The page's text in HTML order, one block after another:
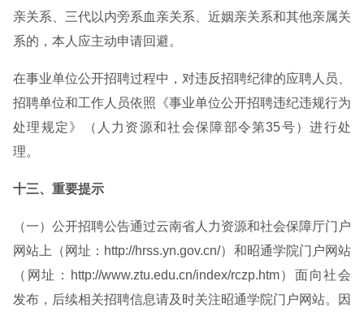
亲关系、三代以内旁系血亲关系、近姻亲关系和其他亲属关
系的，本人应主动申请回避。
在事业单位公开招聘过程中，对违反招聘纪律的应聘人员、
招聘单位和工作人员依照《事业单位公开招聘违纪违规行为
处理规定》（人力资源和社会保障部令第35号）进行处
理。
十三、重要提示
（一）公开招聘公告通过云南省人力资源和社会保障厅门户
网站上（网址：http://hrss.yn.gov.cn/）和昭通学院门户网站
（网址：http://www.ztu.edu.cn/index/rczp.htm）面向社会
发布，后续相关招聘信息请及时关注昭通学院门户网站。因